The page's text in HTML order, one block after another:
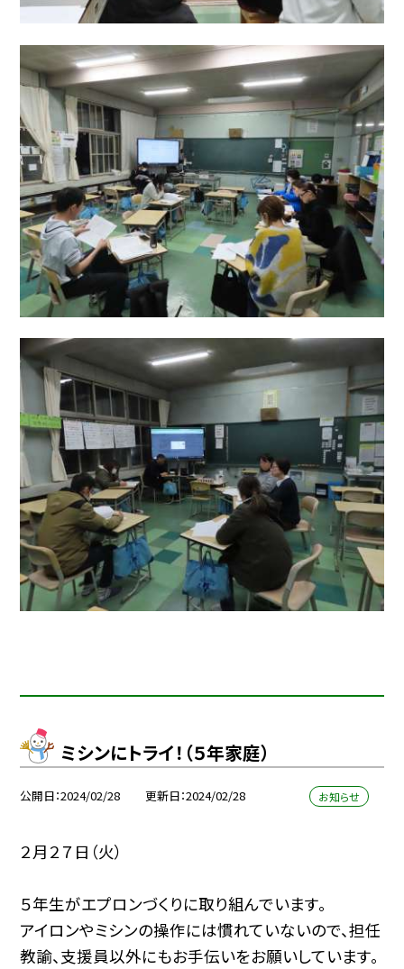
ミシンにトライ！（５年家庭）
公開日 2024/02/28 更新日 2024/02/28 お知らせ
２月２７日（火）
５年生がエプロンづくりに取り組んでいます。
アイロンやミシンの操作には慣れていないので、担任
教諭、支援員以外にもお手伝いをお願いしています。